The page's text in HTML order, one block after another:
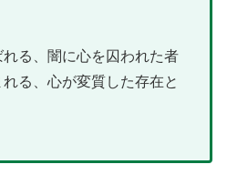
れる、闇に心を囚われた者
る、心が変質した存在と